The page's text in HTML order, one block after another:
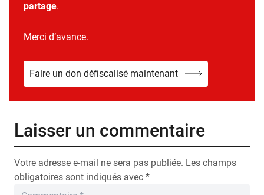
partage.
Merci d’avance.
Faire un don défiscalisé maintenant
Laisser un commentaire
Votre adresse e-mail ne sera pas publiée. Les champs
obligatoires sont indiqués avec *